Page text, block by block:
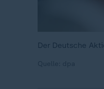
Der Deutsche